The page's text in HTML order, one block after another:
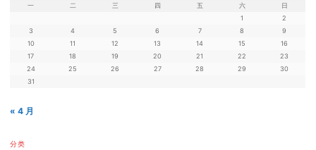
一 二 三 四 五 六
日
1
2
3
4 5 6 7 8
9
10
11 12 13 14 15
16
17
18 19 20 21 22
23
24
25 26 27 28 29
30
31
« 4 月
分类